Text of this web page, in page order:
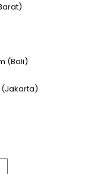
(Bali)
(Jakarta)